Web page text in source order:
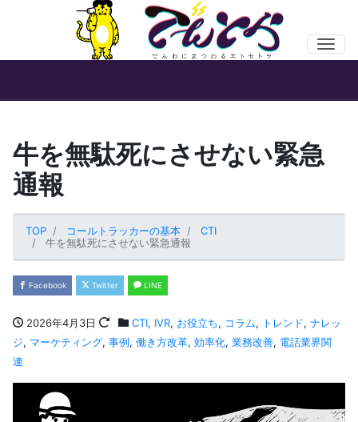
牛を無駄死にさせない緊急
通報
TOP コールトラッカーの基本
CTI
牛を無駄死にさせない緊急通報
Facebook Twitter LINE
2026年4月3日 CTI, IVR, お役立ち, コラム, トレンド, ナレッ
ジ, マーケティング, 事例, 働き方改革, 効率化, 業務改善, 電話業界関
連